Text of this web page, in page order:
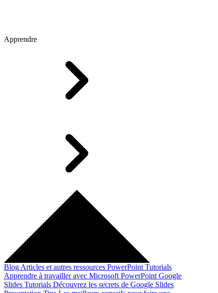
Apprendre
Blog Articles et autres ressources PowerPoint Tutorials
Apprendre à travailler avec Microsoft PowerPoint Google
Slides Tutorials Découvrez les secrets de Google Slides